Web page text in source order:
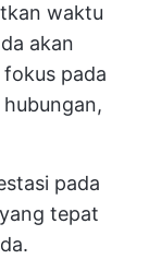
waktu
akan
pada
pada
tepat